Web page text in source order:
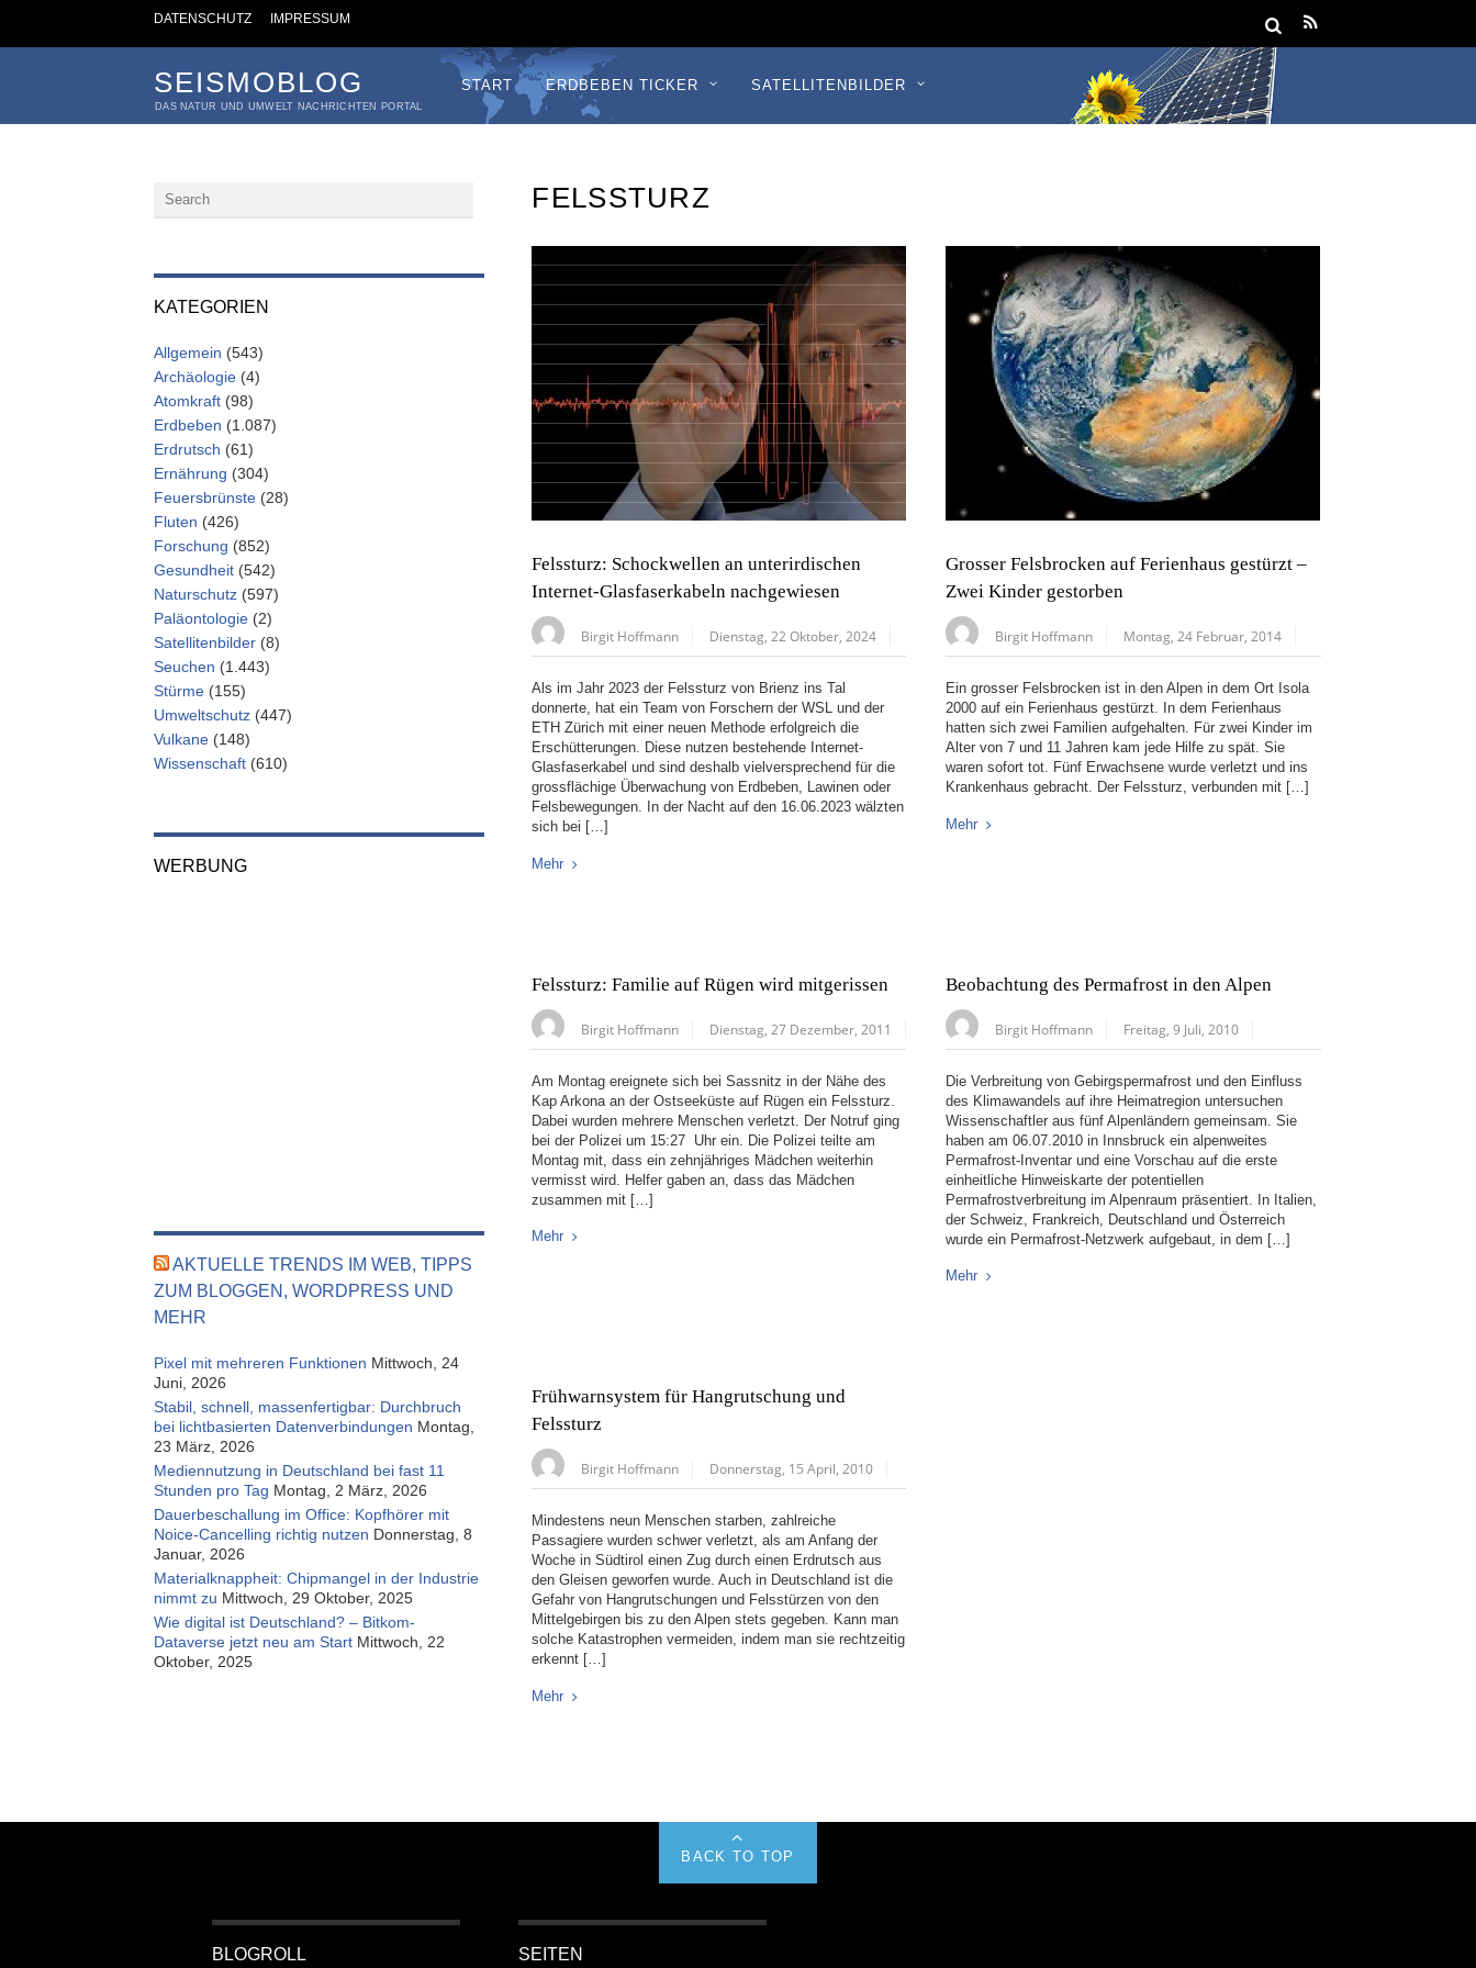
DATENSCHUTZ IMPRESSUM
SEISMOBLOG
DAS NATUR UND UMWELT NACHRICHTEN PORTAL
START ERDBEBEN TICKER SATELLITENBILDER
FELSSTURZ
Felssturz: Schockwellen an unterirdischen
Internet-Glasfaserkabeln nachgewiesen
Birgit Hoffmann Dienstag, 22 Oktober, 2024
Als im Jahr 2023 der Felssturz von Brienz ins Tal
donnerte, hat ein Team von Forschern der WSL und der
ETH Zürich mit einer neuen Methode erfolgreich die
Erschütterungen. Diese nutzen bestehende Internet-
Glasfaserkabel und sind deshalb vielversprechend für die
grossflächige Überwachung von Erdbeben, Lawinen oder
Felsbewegungen. In der Nacht auf den 16.06.2023 wälzten
sich bei […]
Mehr
Grosser Felsbrocken auf Ferienhaus gestürzt –
Zwei Kinder gestorben
Birgit Hoffmann Montag, 24 Februar, 2014
Ein grosser Felsbrocken ist in den Alpen in dem Ort Isola
2000 auf ein Ferienhaus gestürzt. In dem Ferienhaus
hatten sich zwei Familien aufgehalten. Für zwei Kinder im
Alter von 7 und 11 Jahren kam jede Hilfe zu spät. Sie
waren sofort tot. Fünf Erwachsene wurde verletzt und ins
Krankenhaus gebracht. Der Felssturz, verbunden mit […]
Mehr
Felssturz: Familie auf Rügen wird mitgerissen
Birgit Hoffmann Dienstag, 27 Dezember, 2011
Am Montag ereignete sich bei Sassnitz in der Nähe des
Kap Arkona an der Ostseeküste auf Rügen ein Felssturz.
Dabei wurden mehrere Menschen verletzt. Der Notruf ging
bei der Polizei um 15:27 Uhr ein. Die Polizei teilte am
Montag mit, dass ein zehnjähriges Mädchen weiterhin
vermisst wird. Helfer gaben an, dass das Mädchen
zusammen mit […]
Mehr
Beobachtung des Permafrost in den Alpen
Birgit Hoffmann Freitag, 9 Juli, 2010
Die Verbreitung von Gebirgspermafrost und den Einfluss
des Klimawandels auf ihre Heimatregion untersuchen
Wissenschaftler aus fünf Alpenländern gemeinsam. Sie
haben am 06.07.2010 in Innsbruck ein alpenweites
Permafrost-Inventar und eine Vorschau auf die erste
einheitliche Hinweiskarte der potentiellen
Permafrostverbreitung im Alpenraum präsentiert. In Italien,
der Schweiz, Frankreich, Deutschland und Österreich
wurde ein Permafrost-Netzwerk aufgebaut, in dem […]
Mehr
Frühwarnsystem für Hangrutschung und
Felssturz
Birgit Hoffmann Donnerstag, 15 April, 2010
Mindestens neun Menschen starben, zahlreiche
Passagiere wurden schwer verletzt, als am Anfang der
Woche in Südtirol einen Zug durch einen Erdrutsch aus
den Gleisen geworfen wurde. Auch in Deutschland ist die
Gefahr von Hangrutschungen und Felsstürzen von den
Mittelgebirgen bis zu den Alpen stets gegeben. Kann man
solche Katastrophen vermeiden, indem man sie rechtzeitig
erkennt […]
Mehr
KATEGORIEN
Allgemein (543)
Archäologie (4)
Atomkraft (98)
Erdbeben (1.087)
Erdrutsch (61)
Ernährung (304)
Feuersbrünste (28)
Fluten (426)
Forschung (852)
Gesundheit (542)
Naturschutz (597)
Paläontologie (2)
Satellitenbilder (8)
Seuchen (1.443)
Stürme (155)
Umweltschutz (447)
Vulkane (148)
Wissenschaft (610)
WERBUNG
AKTUELLE TRENDS IM WEB, TIPPS
ZUM BLOGGEN, WORDPRESS UND
MEHR
Pixel mit mehreren Funktionen Mittwoch, 24
Juni, 2026
Stabil, schnell, massenfertigbar: Durchbruch
bei lichtbasierten Datenverbindungen Montag,
23 März, 2026
Mediennutzung in Deutschland bei fast 11
Stunden pro Tag Montag, 2 März, 2026
Dauerbeschallung im Office: Kopfhörer mit
Noice-Cancelling richtig nutzen Donnerstag, 8
Januar, 2026
Materialknappheit: Chipmangel in der Industrie
nimmt zu Mittwoch, 29 Oktober, 2025
Wie digital ist Deutschland? – Bitkom-
Dataverse jetzt neu am Start Mittwoch, 22
Oktober, 2025
BACK TO TOP
BLOGROLL SEITEN